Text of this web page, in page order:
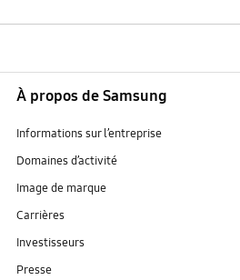
À propos de Samsung
Informations sur l’entreprise
Domaines d’activité
Image de marque
Carrières
Investisseurs
Presse